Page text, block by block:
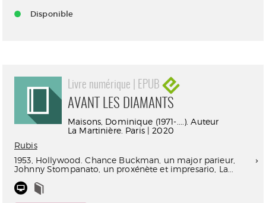
Disponible
Livre numérique | EPUB
AVANT LES DIAMANTS
Maisons, Dominique (1971-....). Auteur
La Martinière. Paris | 2020
Rubis
1953, Hollywood. Chance Buckman, un major parieur,
Johnny Stompanato, un proxénète et impresario, La...